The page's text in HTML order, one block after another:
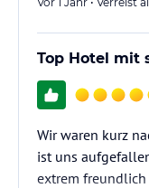
Top Hotel mit
Wir waren kurz
ist uns
extrem freundlich